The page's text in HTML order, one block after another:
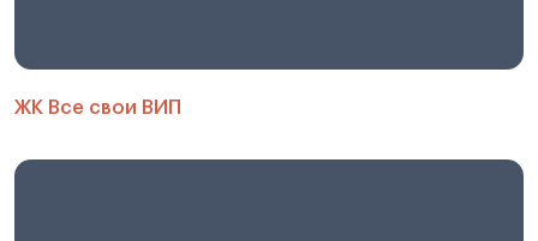
ЖК Все свои ВИП